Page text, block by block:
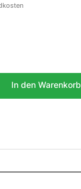
In den Warenkorb